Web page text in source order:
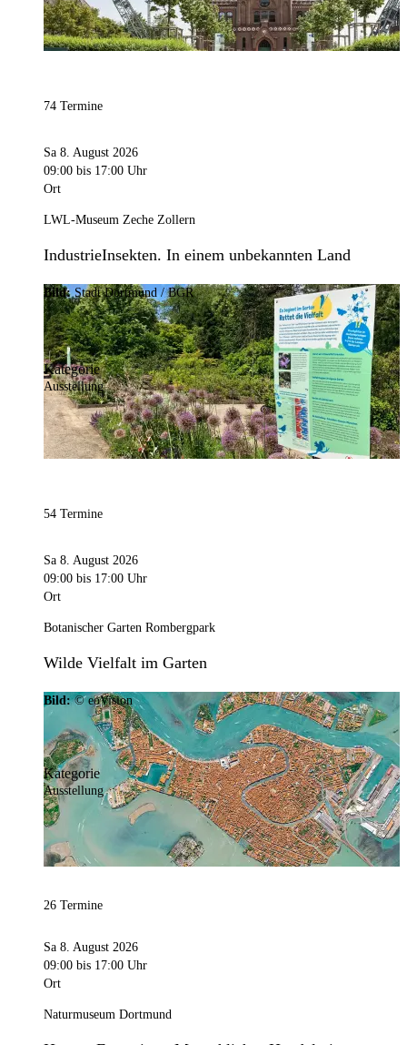
74 Termine
Sa 8. August 2026
09:00 bis 17:00 Uhr
Ort
LWL-Museum Zeche Zollern
IndustrieInsekten. In einem unbekannten Land
Bild: Stadt Dortmund / BGR
Kategorie
Ausstellung
54 Termine
Sa 8. August 2026
09:00 bis 17:00 Uhr
Ort
Botanischer Garten Rombergpark
Wilde Vielfalt im Garten
Bild:© eoVision
Kategorie
Ausstellung
26 Termine
Sa 8. August 2026
09:00 bis 17:00 Uhr
Ort
Naturmuseum Dortmund